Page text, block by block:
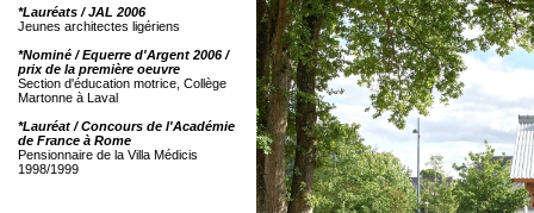
*Lauréats / JAL 2006
Jeunes architectes ligériens
*Nominé / Equerre d'Argent 2006 /
prix de la première oeuvre
Section d'éducation motrice, Collège
Martonne à Laval
*Lauréat / Concours de l'Académie
de France à Rome
Pensionnaire de la Villa Médicis
1998/1999